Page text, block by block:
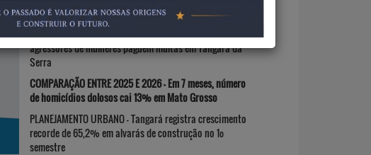
Serra
DOR NO BOLSO - Vereadores aprovam lei para que
agressores de mulheres paguem multas em Tangará da
Serra
COMPARAÇÃO ENTRE 2025 E 2026 - Em 7 meses, número
de homicídios dolosos cai 13% em Mato Grosso
PLANEJAMENTO URBANO - Tangará registra crescimento
recorde de 65,2% em alvarás de construção no 1º
semestre